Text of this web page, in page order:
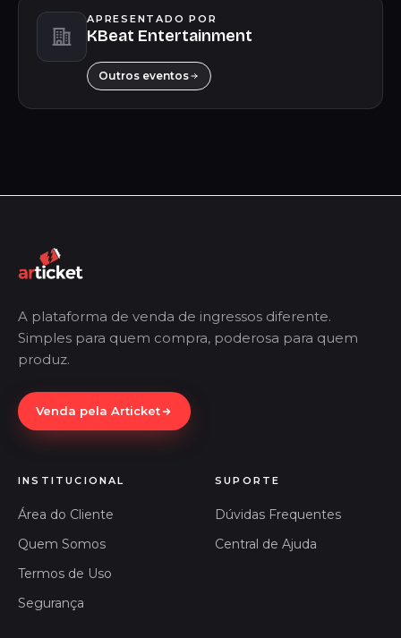
APRESENTADO POR
KBeat Entertainment
Outros eventos
A plataforma de venda de ingressos diferente.
Simples para quem compra, poderosa para quem
produz.
Venda pela Articket
INSTITUCIONAL
Área do Cliente
Quem Somos
Termos de Uso
Segurança
SUPORTE
Dúvidas Frequentes
Central de Ajuda